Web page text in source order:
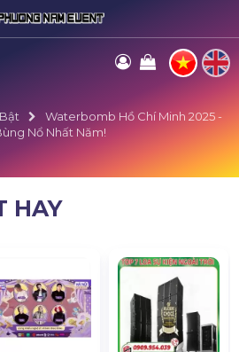
Waterbomb Hồ Chí Minh 2025 -
Nổ Nhất Năm!
HAY